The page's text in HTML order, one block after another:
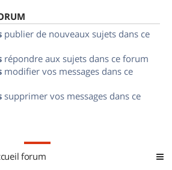
publier de nouveaux sujets dans ce
répondre aux sujets dans ce forum
modifier vos messages dans ce
supprimer vos messages dans ce
forum